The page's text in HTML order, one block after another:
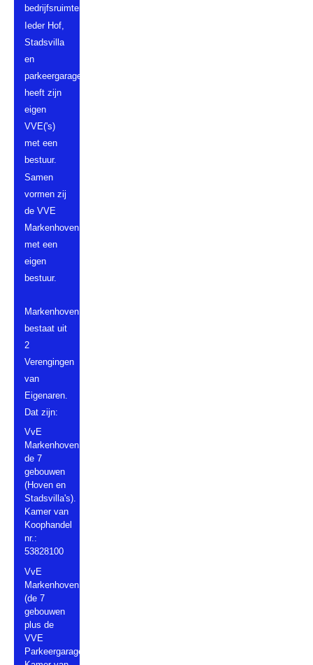
bedrijfsruimten.
Ieder Hof,
Stadsvilla
en
parkeergarage
heeft zijn
eigen
VVE('s)
met een
bestuur.
Samen
vormen zij
de VVE
Markenhoven,
met een
eigen
bestuur.
Markenhoven
bestaat uit
2
Verengingen
van
Eigenaren.
Dat zijn:
VvE
Markenhoven
de 7
gebouwen
(Hoven en
Stadsvilla's).
Kamer van
Koophandel
nr.:
53828100
VvE
Markenhoven
(de 7
gebouwen
plus de
VVE
Parkeergarage).